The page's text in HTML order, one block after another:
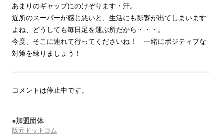
あまりのギャップにのけぞります・汗。
近所のスーパーが感じ悪いと、生活にも影響が出てしまいます
よね、どうしても毎日足を運ぶ所だから・・・。
今度、そこに連れて行ってくださいね！ 一緒にポジティブな
対策を練りましょう！
コメントは停止中です。
●加盟団体
版元ドットコム